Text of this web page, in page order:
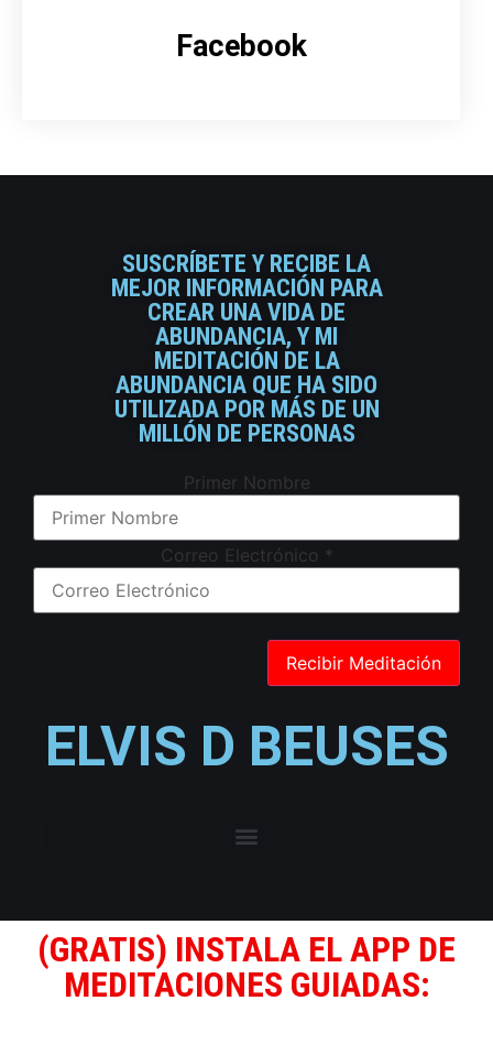
Facebook
SUSCRÍBETE Y RECIBE LA
MEJOR INFORMACIÓN PARA
CREAR UNA VIDA DE
ABUNDANCIA, Y MI
MEDITACIÓN DE LA
ABUNDANCIA QUE HA SIDO
UTILIZADA POR MÁS DE UN
MILLÓN DE PERSONAS
Primer Nombre
Correo Electrónico *
ELVIS D BEUSES
(GRATIS) INSTALA EL APP DE
MEDITACIONES GUIADAS: